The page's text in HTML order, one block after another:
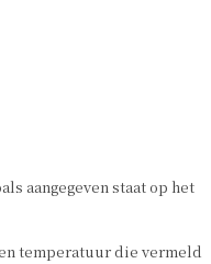
aangegeven staat op het
temperatuur die vermeld